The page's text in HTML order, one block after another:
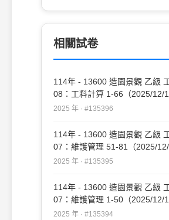
相關試卷
114年 - 13600 造園景觀 乙級
08：工料計算 1-66（2025/12/
#135396
2025 年 · #135396
114年 - 13600 造園景觀 乙級
07：維護管理 51-81（2025/
#135395
2025 年 · #135395
114年 - 13600 造園景觀 乙級
07：維護管理 1-50（2025/12/
#135394
2025 年 · #135394